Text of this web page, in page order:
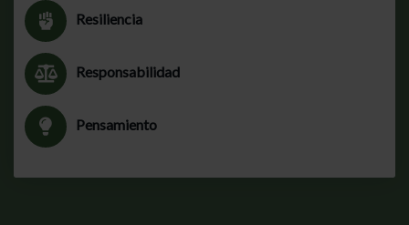
Resiliencia
Responsabilidad
Pensamiento